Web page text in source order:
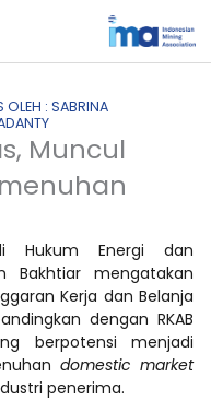
OLEH : SABRINA
Muncul
Hukum Energi dan
Bakhtiar mengatakan
Kerja dan Belanja
dengan RKAB
berpotensi menjadi
domestic market
penerima.